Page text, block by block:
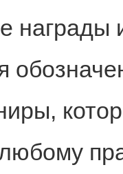
награды